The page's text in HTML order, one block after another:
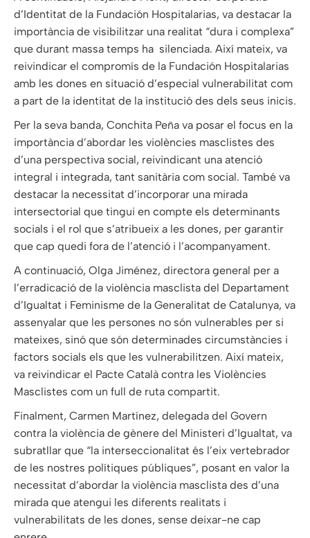
d’Identitat de la Fundación Hospitalarias, va destacar la
importància de visibilitzar una realitat “dura i complexa”
que durant massa temps ha ​ silenciada. Així mateix, va
reivindicar el compromís de la Fundación Hospitalarias
amb les dones en situació d’especial vulnerabilitat com
a part de la identitat de la institució des dels seus inicis.
Per la seva banda, Conchita Peña va posar el focus en la
importància d’abordar les violències masclistes des
d’una perspectiva social, reivindicant una atenció
integral i integrada, tant sanitària com social. També va
destacar la necessitat d’incorporar una mirada
intersectorial que tingui en compte els determinants
socials i el rol que s’atribueix a les dones, per garantir
que cap quedi fora de l’atenció i l’acompanyament.
A continuació, Olga Jiménez, directora general per a
l’erradicació de la violència masclista del Departament
d’Igualtat i Feminisme de la Generalitat de Catalunya, va
assenyalar que les persones no són vulnerables per si
mateixes, sinó que són determinades circumstàncies i
factors socials els que les vulnerabilitzen. Així mateix,
va reivindicar el Pacte Català contra les Violències
Masclistes com un full de ruta compartit.
Finalment, Carmen Martínez, delegada del Govern
contra la violència de gènere del Ministeri d’Igualtat, va
subratllar que “la interseccionalitat és l’eix vertebrador
de les nostres polítiques públiques”, posant en valor la
necessitat d’abordar la violència masclista des d’una
mirada que atengui les diferents realitats i
vulnerabilitats de les dones, sense deixar-ne cap